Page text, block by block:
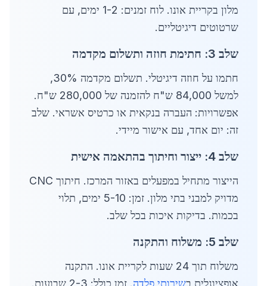
מלון בקריית אונו. לוח זמנים: 1-2 ימים, עם
שרטוטים דיגיטליים.
שלב 3: חתימת חוזה ותשלום מקדמה
חתמו על חוזה דיגיטלי. תשלום מקדמה 30%,
למשל 84,000 ש"ח להזמנה של 280,000 ש"ח.
אפשרויות: העברה בנקאית או כרטיס אשראי. שלב
זה: יום אחד, עם אישור מיידי.
שלב 4: ייצור וחיתוך בהתאמה אישית
הייצור מתחיל במפעלים באזור המרכז. חיתוך CNC
מדויק למבני בתי מלון. זמן: 5-10 ימים, תלוי
בכמות. בדיקות איכות בכל שלב.
שלב 5: משלוח והתקנה
משלוח תוך 24 שעות לקריית אונו. התקנה
אופציונלית בשירותי פלדה. זמן כולל: 2-3 שבועות.